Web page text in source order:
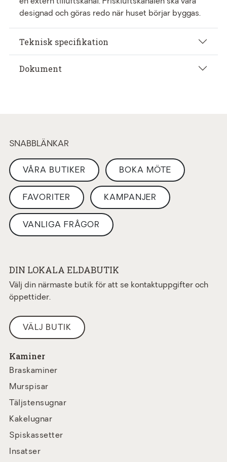
designad och göras redo när huset börjar byggas.
Teknisk specifikation
Dokument
SNABBLÄNKAR
VÅRA BUTIKER BOKA MÖTE
FAVORITER KAMPANJER
VANLIGA FRÅGOR
DIN LOKALA ELDABUTIK
Välj din närmaste butik för att se kontaktuppgifter och
öppettider.
VÄLJ BUTIK
Kaminer
Braskaminer
Murspisar
Täljstensugnar
Kakelugnar
Spiskassetter
Insatser